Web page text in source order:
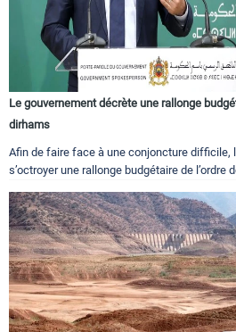
Le gouvernement décrète une rallonge
dirhams
Afin de faire face à une conjoncture difficile,
s’octroyer une rallonge budgétaire de l’ordre